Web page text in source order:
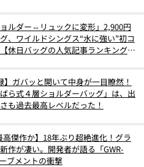
ルダー⇔リュックに変形」2,900円
、ワイルドシングス“水に強い”初コ
休日バッグの人気記事ランキングベ
】ガバッと開いて中身が一目瞭然！
ら式４層ショルダーバッグ」は、出
も過去最高レベルだった！
高傑作か】18年ぶり超絶進化！グラ
作が凄い。開発者が語る「GWR-
ブメントの衝撃